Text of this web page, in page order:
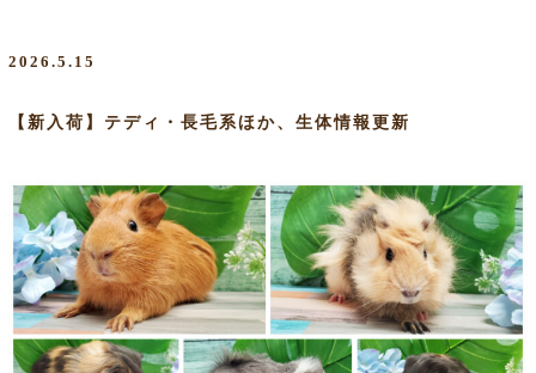
2026.5.15
【新入荷】テディ・長毛系ほか、生体情報更新